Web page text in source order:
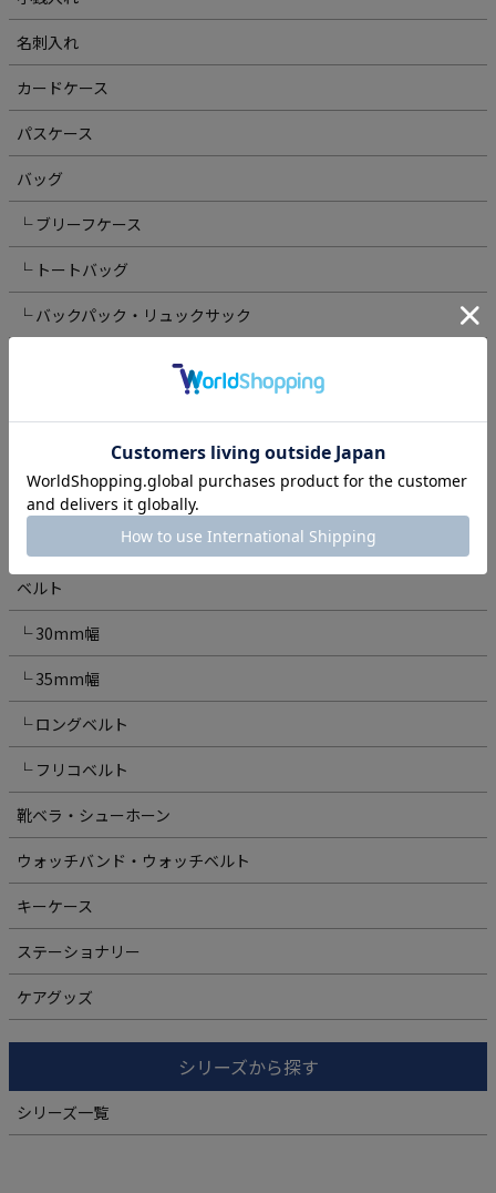
名刺入れ
カードケース
パスケース
バッグ
└ ブリーフケース
└ トートバッグ
└ バックパック・リュックサック
└ ボディバッグ・ウエストポーチ
└ ショルダーバッグ
スマホ・スマートウォッチ関連
ベルト
└ 30mm幅
└ 35mm幅
└ ロングベルト
└ フリコベルト
靴ベラ・シューホーン
ウォッチバンド・ウォッチベルト
キーケース
ステーショナリー
ケアグッズ
シリーズから探す
シリーズ一覧